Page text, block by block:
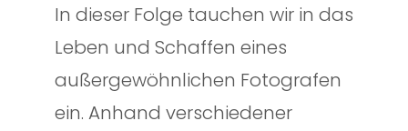
In dieser Folge tauchen wir in das
Leben und Schaffen eines
außergewöhnlichen Fotografen
ein. Anhand verschiedener